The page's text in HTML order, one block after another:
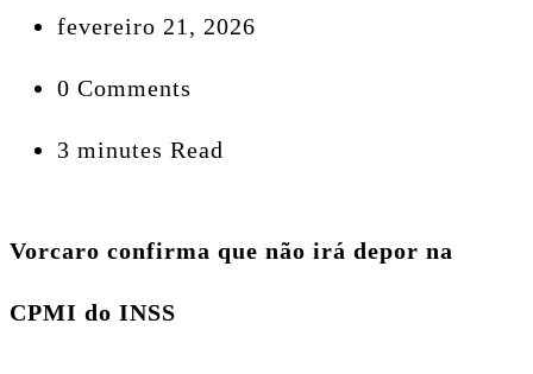
fevereiro 21, 2026
0 Comments
3 minutes Read
Vorcaro confirma que não irá depor na
CPMI do INSS